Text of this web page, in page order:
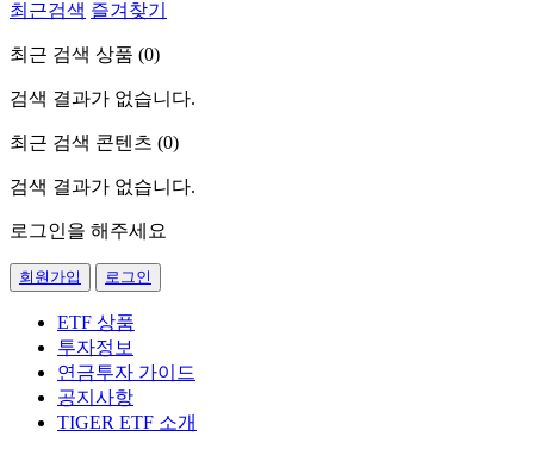
최근검색 즐겨찾기
최근 검색 상품 (0)
검색 결과가 없습니다.
최근 검색 콘텐츠 (0)
검색 결과가 없습니다.
로그인을 해주세요
회원가입 로그인
ETF 상품
투자정보
연금투자 가이드
공지사항
TIGER ETF 소개